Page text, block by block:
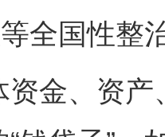
全国性整
、资产